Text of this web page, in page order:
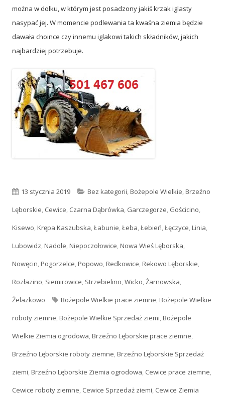
można w dołku, w którym jest posadzony jakiś krzak iglasty
nasypać jej. W momencie podlewania ta kwaśna ziemia będzie
dawała choince czy innemu iglakowi takich składników, jakich
najbardziej potrzebuje.
Opublikowano
13 stycznia 2019 Kategorie
Bez kategorii,Bożepole Wielkie,Brzeźno
Lęborskie, Cewice, Czarna Dąbrówka, Garczegorze, Gościcino,
Kisewo,Krępa Kaszubska,Łabunie,Łeba,Łebień,Łęczyce,Linia,
Lubowidz,Nadole,Niepoczołowice,Nowa Wieś Lęborska,
Nowęcin,Pogorzelce,Popowo,Redkowice,Rekowo Lęborskie,
Rozłazino, Siemirowice, Strzebielino,Wicko,Żarnowska,
Żelazkowo
Tagi
Bożepole Wielkie prace ziemne,Bożepole Wielkie
roboty ziemne,Bożepole Wielkie Sprzedaż ziemi,Bożepole
Wielkie Ziemia ogrodowa,Brzeźno Lęborskie prace ziemne,
Brzeźno Lęborskie roboty ziemne,Brzeźno Lęborskie Sprzedaż
ziemi,Brzeźno Lęborskie Ziemia ogrodowa, Cewice prace ziemne,
Cewice roboty ziemne, Cewice Sprzedaż ziemi, Cewice Ziemia